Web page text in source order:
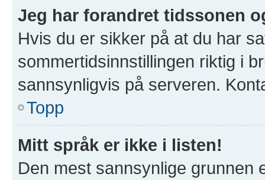
Jeg har forandret tidssonen
Hvis du er sikker på at du har
sommertidsinnstillingen riktig i
sannsynligvis på serveren.
Topp
Mitt språk er ikke i listen!
Den mest sannsynlige grunnen